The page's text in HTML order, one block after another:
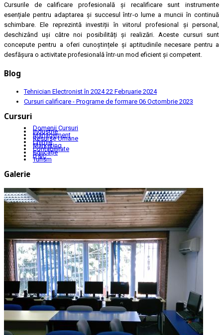
Cursurile de calificare profesională și recalificare sunt instrumente
esențiale pentru adaptarea și succesul într-o lume a muncii în continuă
schimbare. Ele reprezintă investiții în viitorul profesional și personal,
deschizând uși către noi posibilități și realizări. Aceste cursuri sunt
concepute pentru a oferi cunoștințele și aptitudinile necesare pentru a
desfășura o activitate profesională într-un mod eficient și competent.
Blog
Tehnician Electronist în 202422 Februarie 2024
Cursuri calificare - Programe de formare 06 Octombrie 2023
Cursuri
Domenii Cursuri
Industrie
Management
Resurse Umane
Chimie
Marketing
Contabilitate
Educație
IT&C
Turism
Galerie